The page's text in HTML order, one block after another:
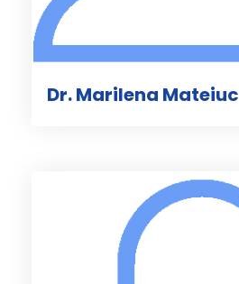
Dr. Marilena Mateiuc